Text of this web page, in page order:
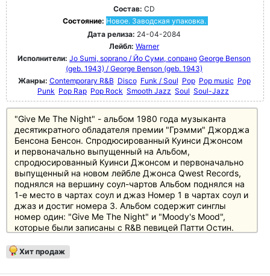
Состав: CD
Состояние: Новое. Заводская упаковка.
Дата релиза: 24-04-2084
Лейбл: Warner
Исполнители: Jo Sumi, soprano / Йо Суми, сопрано George Benson
(geb. 1943) / George Benson (geb. 1943)
Жанры: Contemporary R&B Disco Funk / Soul Pop Pop music Pop
Punk Pop Rap Pop Rock Smooth Jazz Soul Soul-Jazz
"Give Me The Night" - альбом 1980 года музыканта
десятикратного обладателя премии "Грэмми" Джорджа
Бенсона Бенсон. Спродюсированный Куинси Джонсом
и первоначально выпущенный на Альбом,
спродюсированный Куинси Джонсом и первоначально
выпущенный на новом лейбле Джонса Qwest Records,
поднялся на вершину соул-чартов Альбом поднялся на
1-е место в чартах соул и джаз Номер 1 в чартах соул и
джаз и достиг номера 3. Альбом содержит синглы
номер один: "Give Me The Night" и "Moody's Mood",
которые были записаны с R&B певицей Патти Остин.
менее непосредственно привел непосредственно к
трем победам на "Грэмми" в 1981 году: Джордж
Хит продаж